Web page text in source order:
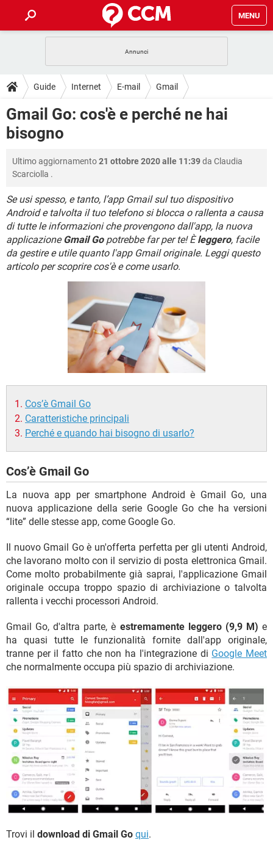
MENU
INTRATTENIMENTO ANDROID
iOS WINDOWS 10
INSTAGRAM
HARDWARE
GUIDE
COVID-19 GAMING
INTRATTENIMENTO ANDROID
INSTAGRAM WHATSAPP
HARDWARE
DOWNLOAD
COVID-19
iOS
INSTAGRAM WHATSAPP
TIKTOK FACEBOOK
HARDWARE
FORUM
COVID-19 GAMING
iOS WINDOWS 10
INSTAGRAM WHATSAPP
TIKTOK FACEBOOK
HARDWARE
GLOSSARIO
COVID-19 GAMING
INTRATTENIMENTO ANDROID
iOS WINDOWS 10
INSTAGRAM WHATSAPP
Guide Internet E-mail Gmail
Gmail Go: cos'è e perché ne hai
bisogno
Ultimo aggiornamento21 ottobre 2020 alle 11:39da Claudia
Scarciolla .
Se usi spesso, e tanto, l’app Gmail sul tuo dispositivo
Android e talvolta il tuo telefono si blocca o rallenta a causa
di tutte le informazioni che provengono dall'app, la nuova
applicazioneGmail Gopotrebbe far per te! Èleggero, facile
da gestire e utile quanto l'app Gmail originale. Leggi questo
articolo per scoprire cos'è e come usarlo.
Cos’è Gmail Go
Caratteristiche principali
Perché e quando hai bisogno di usarlo?
Cos’è Gmail Go
La nuova app per smartphone Android è Gmail Go, una
nuova applicazione della serie Google Go che ha versioni
“lite” delle stesse app, come Google Go.
Il nuovo Gmail Go è un'offerta perfetta per gli utenti Android,
che lavorano molto con il servizio di posta elettronica Gmail.
Come molto probabilmente già saprai, l'applicazione Gmail
originale occupa troppo spazio di archiviazione o talvolta
rallenta i vecchi processori Android.
Gmail Go, d'altra parte, è estremamente leggero (9,9 M) e
ha quasi tutte le funzionalità fornite dall'app originale,
tranne per il fatto che non ha l'integrazione di Google Meet
che normalmente occupa più spazio di archiviazione.
Trovi il download di Gmail Go qui.